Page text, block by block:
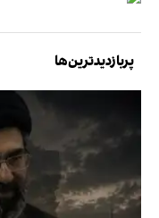
پربازدیدترین‌ها